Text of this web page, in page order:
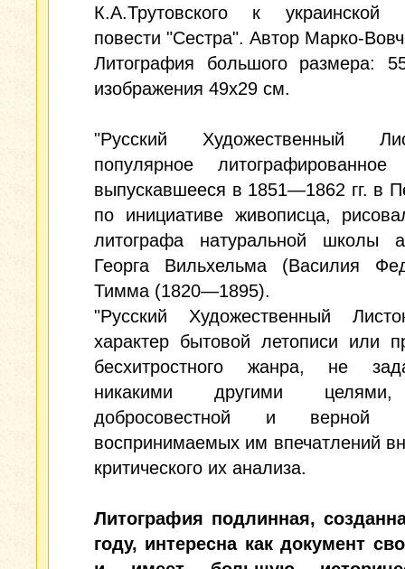
К.А.Трутовского к украинской
повести "Сестра". Автор Марко-
Литография большого размера:
изображения 49x29 см.
"Русский Художественный
популярное литографированное
выпускавшееся в 1851—1862 гг. в
по инициативе живописца,
литографа натуральной школы
Георга Вильхельма (Василия
Тимма (1820—1895).
"Русский Художественный
характер бытовой летописи или
бесхитростного жанра, не
никакими другими
добросовестной и верной
воспринимаемых им впечатлений
критического их анализа.
Литография подлинная,
году, интересна как документ